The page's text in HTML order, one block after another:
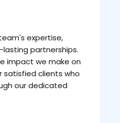
expertise,
partnerships.
impact we make on
satisfied clients who
our dedicated